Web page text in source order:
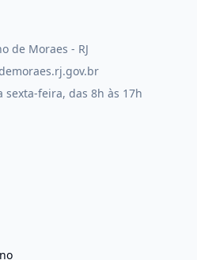
de Moraes - RJ
feira, das 8h às 17h